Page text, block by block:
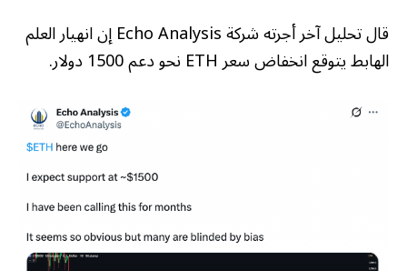
قال تحليل آخر أجرته شركة Echo Analysis إن انهيار العلم
الهابط يتوقع انخفاض سعر ETH نحو دعم 1500 دولار.